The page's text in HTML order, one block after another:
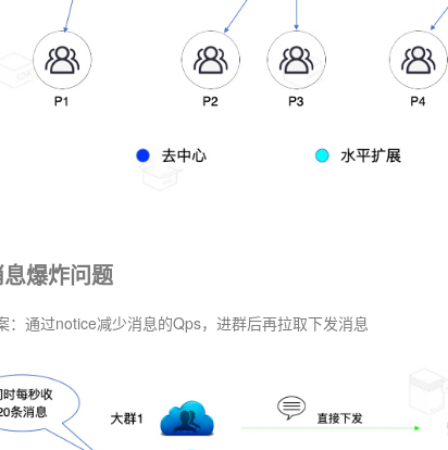
爆炸问题
：通过notice减少消息的Qps，进群后再拉取下发消息